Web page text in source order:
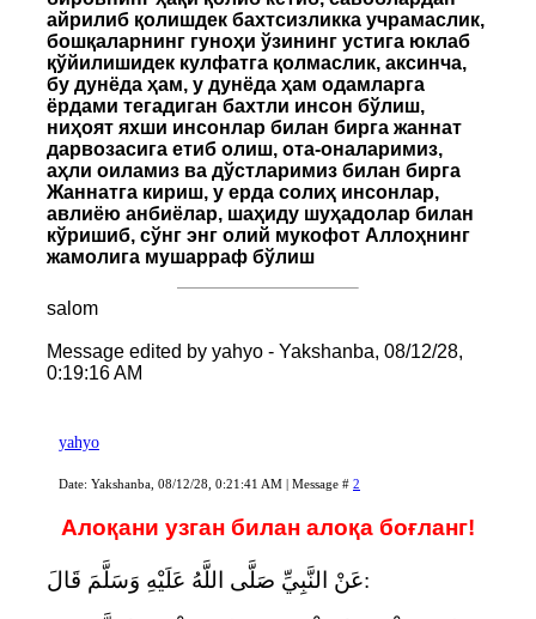
айрилиб қолишдек бахтсизликка учрамаслик,
бошқаларнинг гуноҳи ўзининг устига юклаб
қўйилишидек кулфатга қолмаслик, аксинча,
бу дунёда ҳам, у дунёда ҳам одамларга
ёрдами тегадиган бахтли инсон бўлиш,
ниҳоят яхши инсонлар билан бирга жаннат
дарвозасига етиб олиш, ота-оналаримиз,
аҳли оиламиз ва дўстларимиз билан бирга
Жаннатга кириш, у ерда солиҳ инсонлар,
авлиёю анбиёлар, шаҳиду шуҳадолар билан
кўришиб, сўнг энг олий мукофот Аллоҳнинг
жамолига мушарраф бўлиш
salom
Message edited by yahyo - Yakshanba, 08/12/28,
0:19:16 AM
yahyo
Date: Yakshanba, 08/12/28, 0:21:41 AM | Message # 2
Алоқани узган билан алоқа боғланг!
عَنْ النَّبِيِّ صَلَّى اللَّهُ عَلَيْهِ وَسَلَّمَ قَالَ: